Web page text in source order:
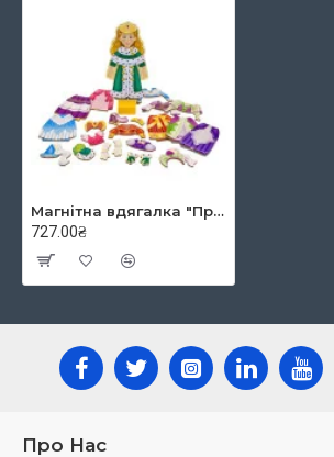
Магнітна вдягалка "Принцеса Еліза", Melissa&Doug
727.00₴
Про Нас